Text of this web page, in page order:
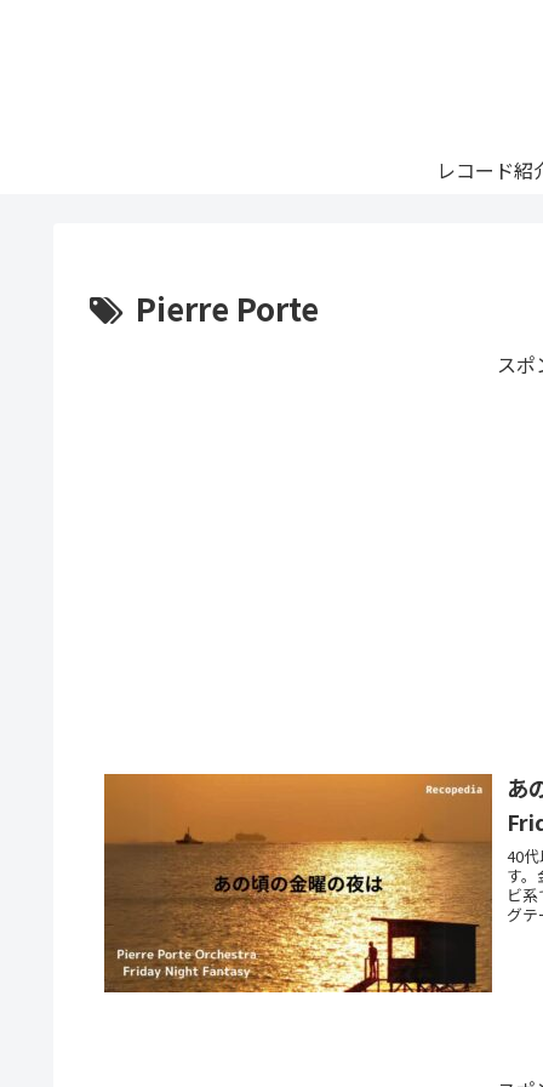
レコード紹
Pierre Porte
スポ
あ
40
す
ビ
グ